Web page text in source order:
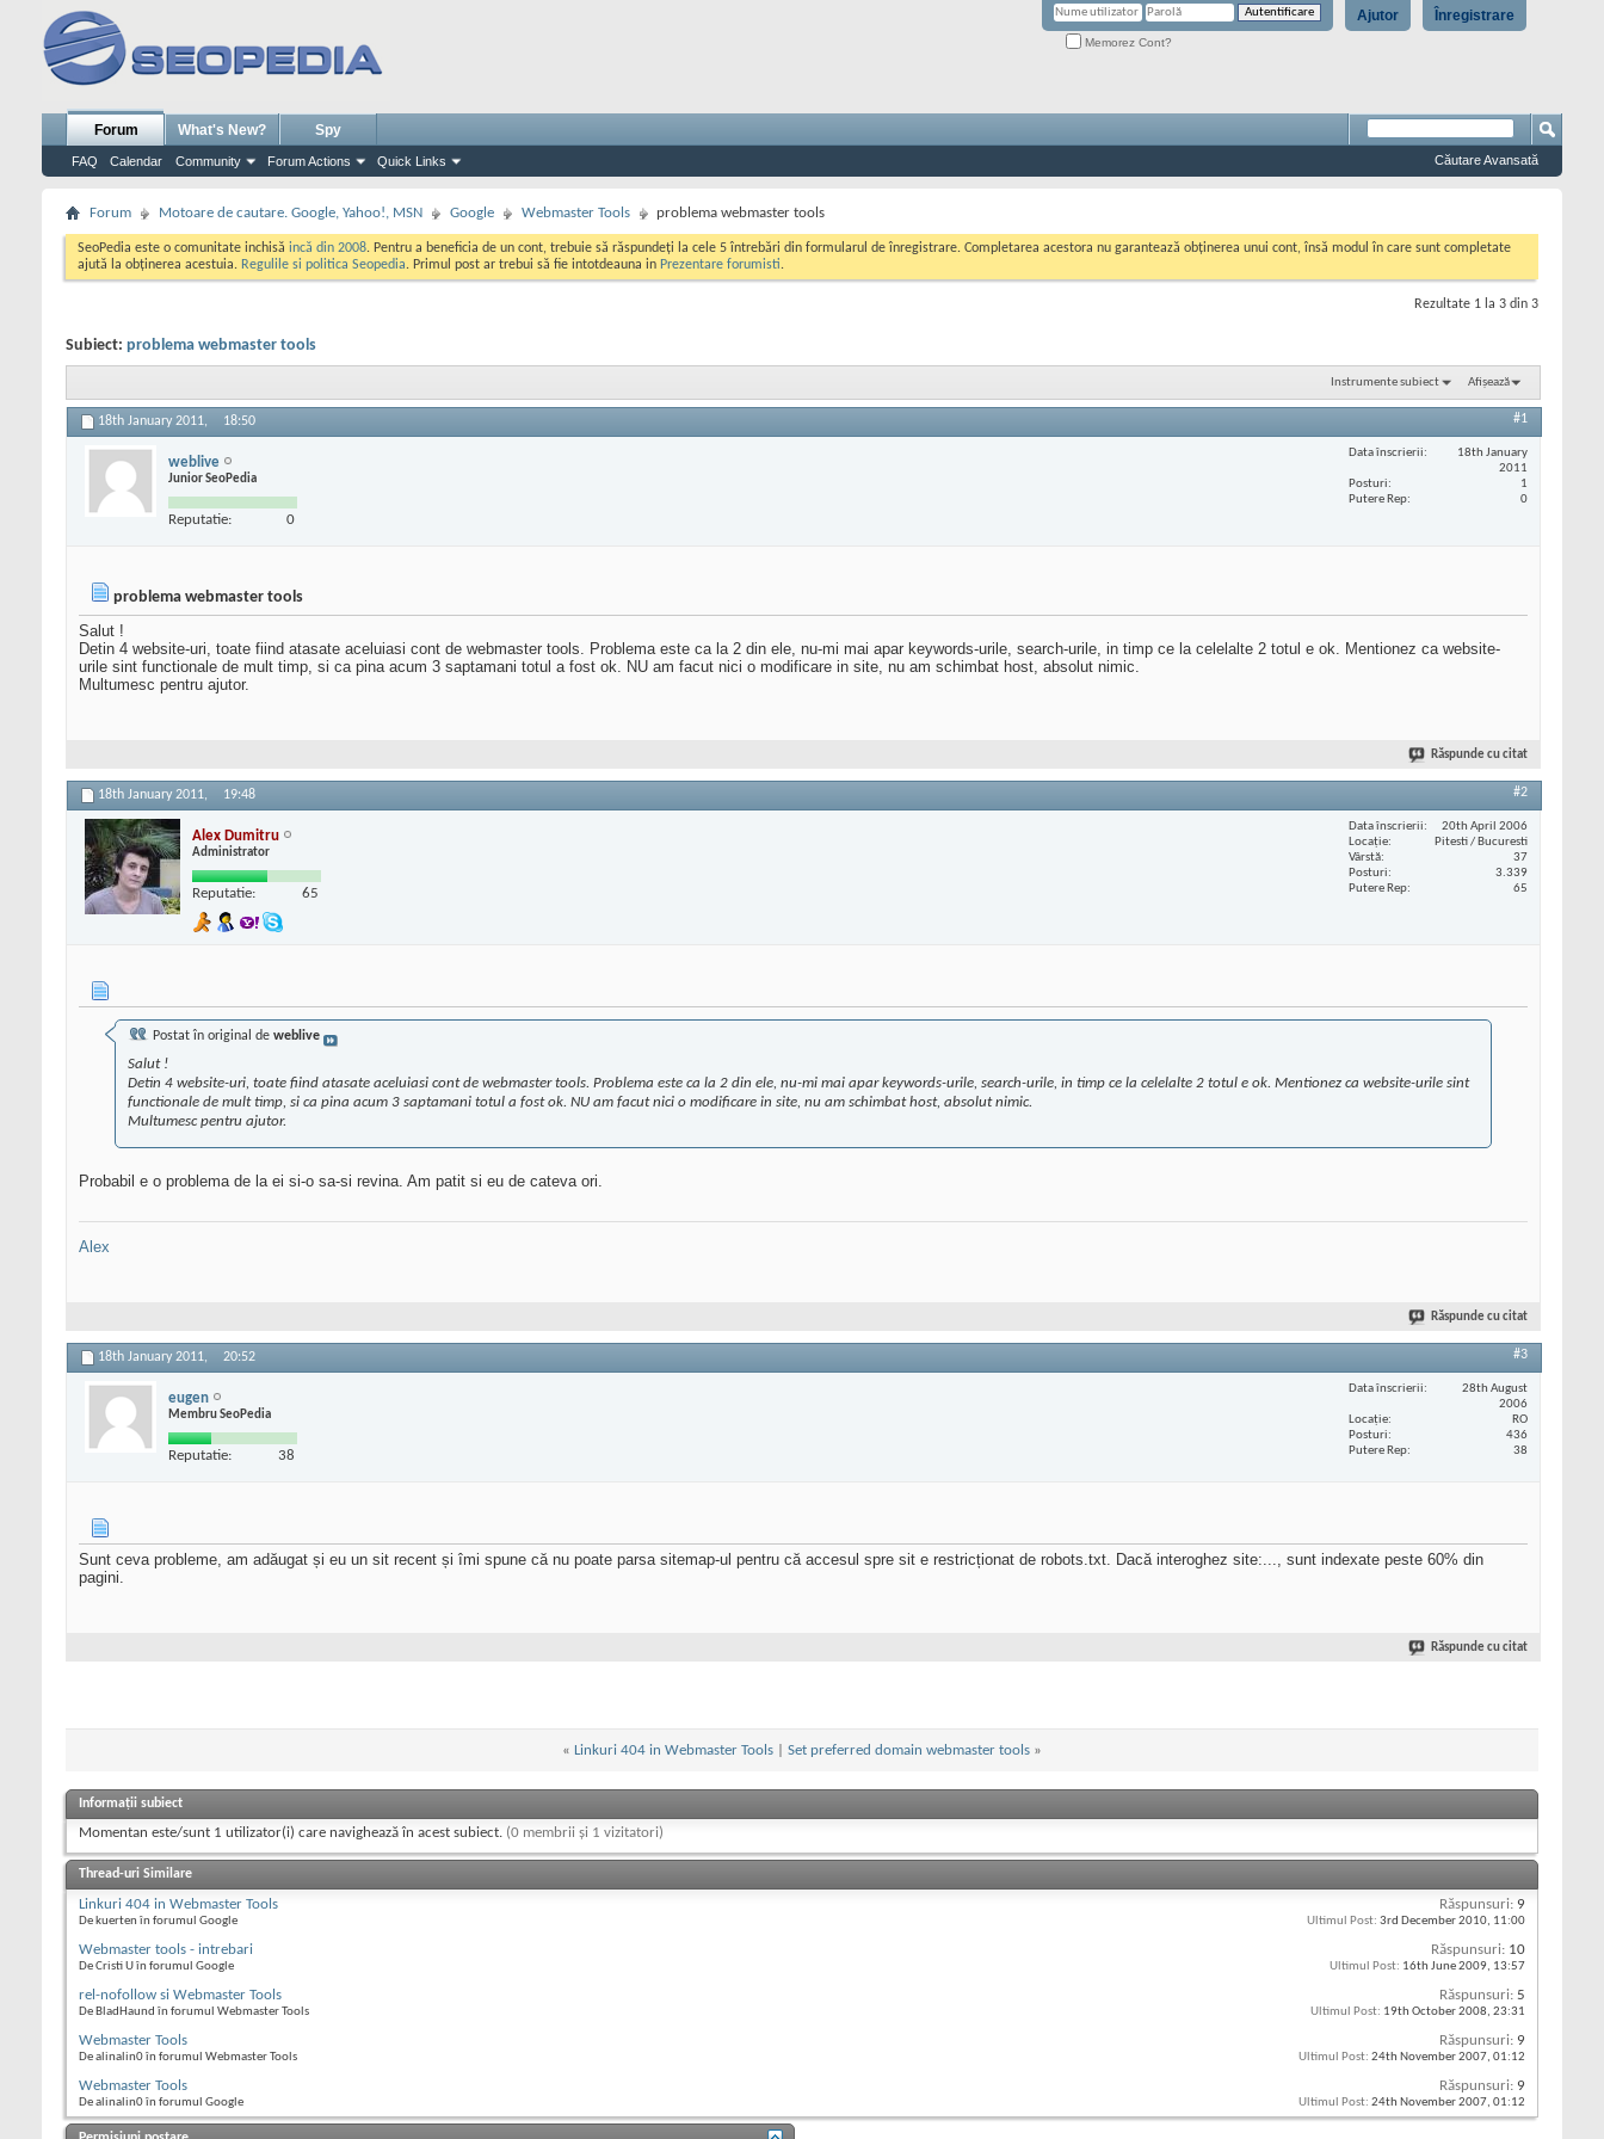
Înregistrare
Ajutor
Memorez Cont?
Forum
FAQ Calendar Community Forum Actions Quick Links
What's New? Spy
Căutare Avansată
Forum Motoare de cautare. Google, Yahoo!, MSN Google Webmaster Tools problema webmaster tools
SeoPedia este o comunitate inchisă incă din 2008. Pentru a beneficia de un cont, trebuie să răspundeți la cele 5 întrebări din formularul de înregistrare. Completarea acestora nu garantează obținerea unui cont, însă modul în care sunt completate
ajută la obținerea acestuia. Regulile si politica Seopedia. Primul post ar trebui să fie intotdeauna in Prezentare forumisti.
Rezultate 1 la 3 din 3
Subiect: problema webmaster tools
Instrumente subiect Afișează
18th January 2011, 18:50 #1
weblive
Junior SeoPedia
Reputatie: 0
Data înscrierii
18th January
2011
Posturi
1
Putere Rep
0
problema webmaster tools
Salut !
Detin 4 website-uri, toate fiind atasate aceluiasi cont de webmaster tools. Problema este ca la 2 din ele, nu-mi mai apar keywords-urile, search-urile, in timp ce la celelalte 2 totul e ok. Mentionez ca website-
urile sint functionale de mult timp, si ca pina acum 3 saptamani totul a fost ok. NU am facut nici o modificare in site, nu am schimbat host, absolut nimic.
Multumesc pentru ajutor.
Răspunde cu citat
18th January 2011, 19:48 #2
Alex Dumitru
Administrator
Reputatie: 65
Data înscrierii
20th April 2006
Locaţie
Pitesti / Bucuresti
Vârstă
37
Posturi
3.339
Putere Rep
65
Postat în original de weblive
Salut !
Detin 4 website-uri, toate fiind atasate aceluiasi cont de webmaster tools. Problema este ca la 2 din ele, nu-mi mai apar keywords-urile, search-urile, in timp ce la celelalte 2 totul e ok. Mentionez ca website-urile sint
functionale de mult timp, si ca pina acum 3 saptamani totul a fost ok. NU am facut nici o modificare in site, nu am schimbat host, absolut nimic.
Multumesc pentru ajutor.
Probabil e o problema de la ei si-o sa-si revina. Am patit si eu de cateva ori.
Alex
Răspunde cu citat
18th January 2011, 20:52 #3
eugen
Membru SeoPedia
Reputatie: 38
Data înscrierii
28th August
2006
Locaţie
RO
Posturi
436
Putere Rep
38
Sunt ceva probleme, am adăugat și eu un sit recent și îmi spune că nu poate parsa sitemap-ul pentru că accesul spre sit e restricționat de robots.txt. Dacă interoghez site:..., sunt indexate peste 60% din
pagini.
Răspunde cu citat
« Linkuri 404 in Webmaster Tools Set preferred domain webmaster tools »
Informații subiect
Momentan este/sunt 1 utilizator(i) care navighează în acest subiect. (0 membrii și 1 vizitatori)
Thread-uri Similare
Linkuri 404 in Webmaster Tools
De kuerten în forumul Google
Răspunsuri: 9
Ultimul Post: 3rd December 2010, 11:00
Webmaster tools - intrebari
De Cristi U în forumul Google
Răspunsuri: 10
Ultimul Post: 16th June 2009, 13:57
rel-nofollow si Webmaster Tools
De BladHaund în forumul Webmaster Tools
Răspunsuri: 5
Ultimul Post: 19th October 2008, 23:31
Webmaster Tools
De alinalin0 în forumul Webmaster Tools
Răspunsuri: 9
Ultimul Post: 24th November 2007, 01:12
Webmaster Tools
De alinalin0 în forumul Google
Răspunsuri: 9
Ultimul Post: 24th November 2007, 01:12